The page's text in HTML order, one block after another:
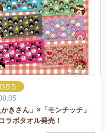
かきさん」×「モンチッチ」
ラボタオル発売！